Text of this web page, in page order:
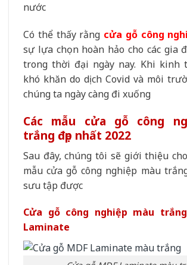
nước
Có thể thấy rằng cửa gỗ công
sự lựa chọn hoàn hảo cho các gia
trong thời đại ngày nay. Khi kinh
khó khăn do dịch Covid và môi
chúng ta ngày càng đi xuống
Các mẫu cửa gỗ công
trắng đẹp nhất 2022
Sau đây, chúng tôi sẽ giới thiệu
mẫu cửa gỗ công nghiệp màu
sưu tập được
Cửa gỗ công nghiệp màu
Laminate